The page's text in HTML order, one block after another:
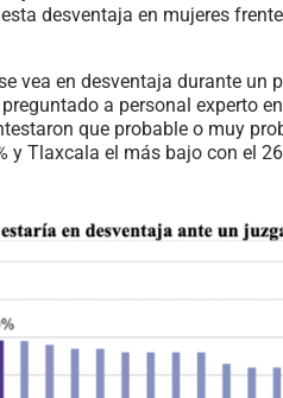
desventaja en mujeres
vea en desventaja durante un
preguntado a personal experto
que probable o muy
Tlaxcala el más bajo con el